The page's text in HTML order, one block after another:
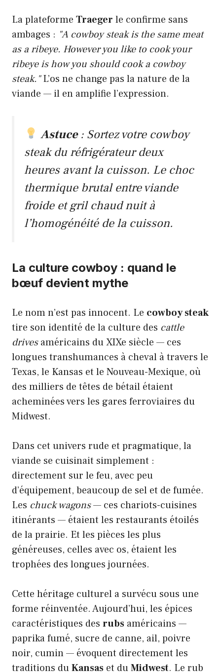
La plateforme Traeger le confirme sans
ambages : "A cowboy steak is the same meat
as a ribeye. However you like to cook your
ribeye is how you should cook a cowboy
steak."L’os ne change pas la nature de la
viande — il en amplifie l’expression.
Astuce: Sortez votre cowboy
steak du réfrigérateur deux
heures avant la cuisson. Le choc
thermique brutal entre viande
froide et gril chaud nuit à
l’homogénéité de la cuisson.
La culture cowboy : quand le
bœuf devient mythe
Le nom n’est pas innocent. Le cowboy steak
tire son identité de la culture des cattle
drivesaméricains du XIXe siècle — ces
longues transhumances à cheval à travers le
Texas, le Kansas et le Nouveau-Mexique, où
des milliers de têtes de bétail étaient
acheminées vers les gares ferroviaires du
Midwest.
Dans cet univers rude et pragmatique, la
viande se cuisinait simplement :
directement sur le feu, avec peu
d’équipement, beaucoup de sel et de fumée.
Les chuck wagons— ces chariots-cuisines
itinérants — étaient les restaurants étoilés
de la prairie. Et les pièces les plus
généreuses, celles avec os, étaient les
trophées des longues journées.
Cette héritage culturel a survécu sous une
forme réinventée. Aujourd’hui, les épices
caractéristiques des rubs américains —
paprika fumé, sucre de canne, ail, poivre
noir, cumin — évoquent directement les
traditions duKansas et duMidwest. Le rub